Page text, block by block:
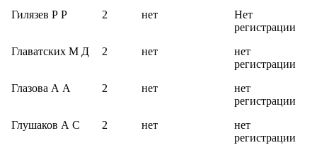
Гилязев Р Р 2 нет
Нет
регистрации
Главатских М Д
2 нет
нет
регистрации
Глазова А А
2 нет
нет
регистрации
Глушаков А С
2 нет
нет
регистрации